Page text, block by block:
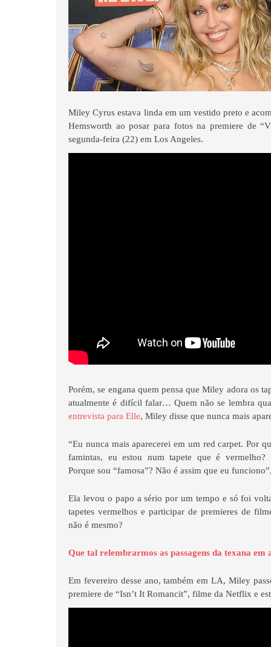
Miley Cyrus estava linda em um vestido preto e
Hemsworth ao posar para fotos na premiere de
segunda-feira (22) em Los Angeles.
Porém, se engana quem pensa que Miley adora os
atualmente é difícil falar… Quem não se lembra
entrevista para Elle, Miley disse que nunca mais
“Eu nunca mais aparecerei em um red carpet. Por
famintas, eu estou num tapete que é vermelho?
Porque sou “famosa”? Não é assim que eu
Ela levou o papo a sério por um tempo e só foi
tapetes vermelhos e participar de premieres de
não é mesmo?
Que tal relembrarmos as passagens da texana em
Em fevereiro desse ano, também em LA, Miley
premiere de “Isn’t It Romancit”, filme da Netflix e